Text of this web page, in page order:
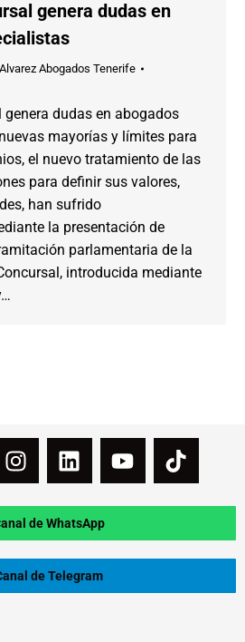
genera dudas en
Alvarez Abogados Tenerife
dudas en abogados
mayorías y límites para
el nuevo tratamiento de las
para definir sus valores,
han sufrido
la presentación de
parlamentaria de la
introducida mediante
de WhatsApp
de Telegram